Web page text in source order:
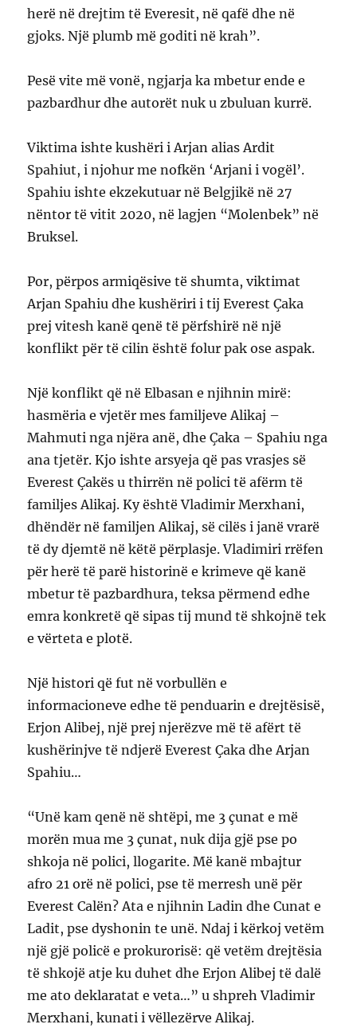
herë në drejtim të Everesit, në qafë dhe në
gjoks. Një plumb më goditi në krah”.
Pesë vite më vonë, ngjarja ka mbetur ende e
pazbardhur dhe autorët nuk u zbuluan kurrë.
Viktima ishte kushëri i Arjan alias Ardit
Spahiut, i njohur me nofkën ‘Arjani i vogël’.
Spahiu ishte ekzekutuar në Belgjikë në 27
nëntor të vitit 2020, në lagjen “Molenbek” në
Bruksel.
Por, përpos armiqësive të shumta, viktimat
Arjan Spahiu dhe kushëriri i tij Everest Çaka
prej vitesh kanë qenë të përfshirë në një
konflikt për të cilin është folur pak ose aspak.
Një konflikt që në Elbasan e njihnin mirë:
hasmëria e vjetër mes familjeve Alikaj –
Mahmuti nga njëra anë, dhe Çaka – Spahiu nga
ana tjetër. Kjo ishte arsyeja që pas vrasjes së
Everest Çakës u thirrën në polici të afërm të
familjes Alikaj. Ky është Vladimir Merxhani,
dhëndër në familjen Alikaj, së cilës i janë vrarë
të dy djemtë në këtë përplasje. Vladimiri rrëfen
për herë të parë historinë e krimeve që kanë
mbetur të pazbardhura, teksa përmend edhe
emra konkretë që sipas tij mund të shkojnë tek
e vërteta e plotë.
Një histori që fut në vorbullën e
informacioneve edhe të penduarin e drejtësisë,
Erjon Alibej, një prej njerëzve më të afërt të
kushërinjve të ndjerë Everest Çaka dhe Arjan
Spahiu…
“Unë kam qenë në shtëpi, me 3 çunat e më
morën mua me 3 çunat, nuk dija gjë pse po
shkoja në polici, llogarite. Më kanë mbajtur
afro 21 orë në polici, pse të merresh unë për
Everest Calën? Ata e njihnin Ladin dhe Cunat e
Ladit, pse dyshonin te unë. Ndaj i kërkoj vetëm
një gjë policë e prokurorisë: që vetëm drejtësia
të shkojë atje ku duhet dhe Erjon Alibej të dalë
me ato deklaratat e veta…” u shpreh Vladimir
Merxhani, kunati i vëllezërve Alikaj.